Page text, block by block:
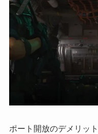
ポート開放のデメリット